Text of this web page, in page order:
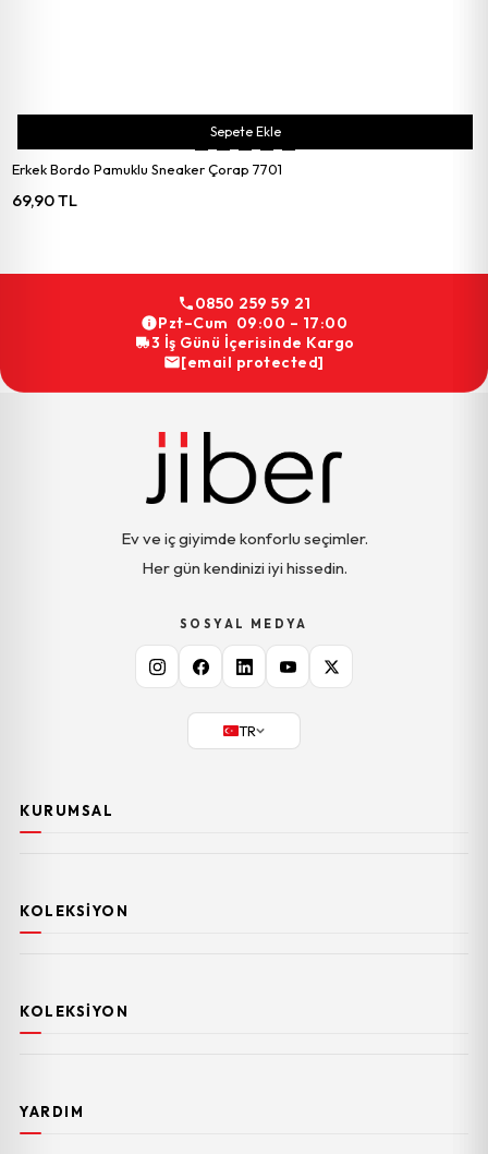
Erkek Bordo Pamuklu Sneaker Çorap 7701
69,90 TL
Sepete Ekle
0850 259 59 21
Pzt–Cum 09:00 – 17:00
3 İş Günü İçerisinde Kargo
[email protected]
Ev ve iç giyimde konforlu seçimler.
Her gün kendinizi iyi hissedin.
SOSYAL MEDYA
TR
KURUMSAL
KOLEKSIYON
KOLEKSIYON
YARDIM